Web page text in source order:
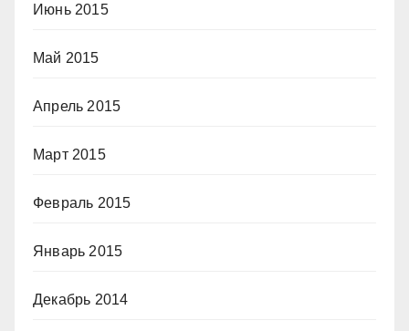
Июнь 2015
Май 2015
Апрель 2015
Март 2015
Февраль 2015
Январь 2015
Декабрь 2014